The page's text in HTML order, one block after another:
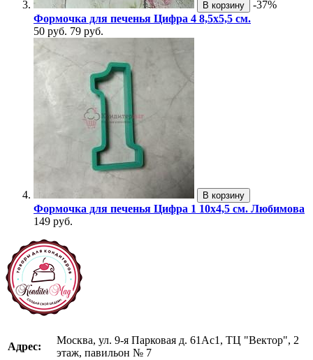
В корзину
-37%
Формочка для печенья Цифра 4 8,5х5,5 см.
50 руб. 79 руб.
В корзину
Формочка для печенья Цифра 1 10х4,5 см. Любимова
149 руб.
Адрес:
Москва, ул. 9-я Парковая д. 61Ас1, ТЦ "Вектор", 2
этаж, павильон № 7